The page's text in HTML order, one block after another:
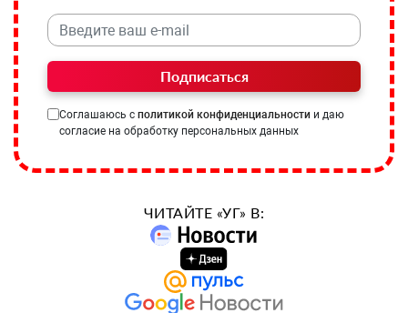
Подписаться
Соглашаюсь с политикой конфиденциальности и даю
согласие на обработку персональных данных
ЧИТАЙТЕ «УГ» В: